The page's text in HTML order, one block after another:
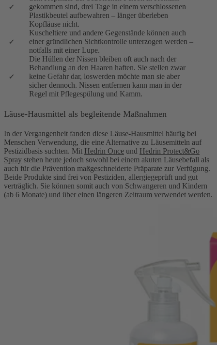
gekommen sind, drei Tage in einem verschlossenen
Plastikbeutel aufbewahren – länger überleben
Kopfläuse nicht.
Kuscheltiere und andere Gegenstände können auch
einer gründlichen Sichtkontrolle unterzogen werden –
notfalls mit einer Lupe.
Die Hüllen der Nissen bleiben oft auch nach der
Behandlung an den Haaren haften. Sie stellen zwar
keine Gefahr dar, loswerden möchte man sie aber
sicher dennoch. Nissen entfernen kann man in der
Regel mit Pflegespülung und Kamm.
Läuse-Hausmittel als begleitende Maßnahmen
In der Vergangenheit fanden diese Läuse-Hausmittel häufig bei
Menschen Verwendung, die eine Alternative zu Läusemitteln auf
Pestizidbasis suchten. Mit Hedrin Once und Hedrin Protect&Go
Spray stehen heute jedoch sowohl bei einem akuten Läusebefall als
auch für die Prävention maßgeschneiderte Präparate zur Verfügung.
Beide Produkte sind frei von Pestiziden, allergiegeprüft und gut
verträglich. Sie können somit auch von Schwangeren und Kindern
(ab 6 Monate) und über einen längeren Zeitraum verwendet werden.